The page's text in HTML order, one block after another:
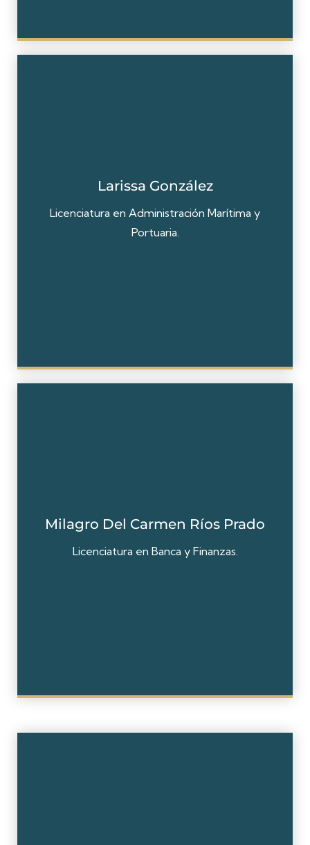
Larissa González
Licenciatura en Administración Marítima y
Portuaria.
Milagro Del Carmen Ríos Prado
Licenciatura en Banca y Finanzas.